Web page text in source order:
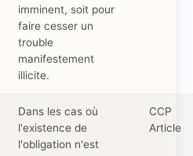
imminent, soit pour
faire cesser un
trouble
manifestement
illicite.
Dans les cas où
l'existence de
l'obligation n'est
CCP
Article